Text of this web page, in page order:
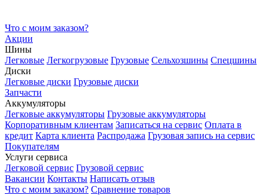
Что с моим заказом?
Акции
Шины
Легковые Легкогрузовые Грузовые Сельхозшины Спецшины
Диски
Легковые диски Грузовые диски
Запчасти
Аккумуляторы
Легковые аккумуляторы Грузовые аккумуляторы
Корпоративным клиентам Записаться на сервис Оплата в
кредит Карта клиента Распродажа Грузовая запись на сервис
Покупателям
Услуги сервиса
Легковой сервис Грузовой сервис
Вакансии Контакты Написать отзыв
Что с моим заказом? Сравнение товаров